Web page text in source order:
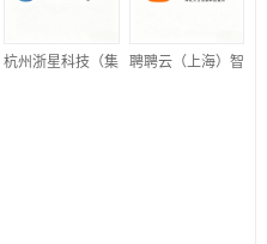
杭州浙星科技（集 聘聘云（上海）智